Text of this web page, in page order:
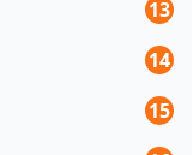
13
14
15